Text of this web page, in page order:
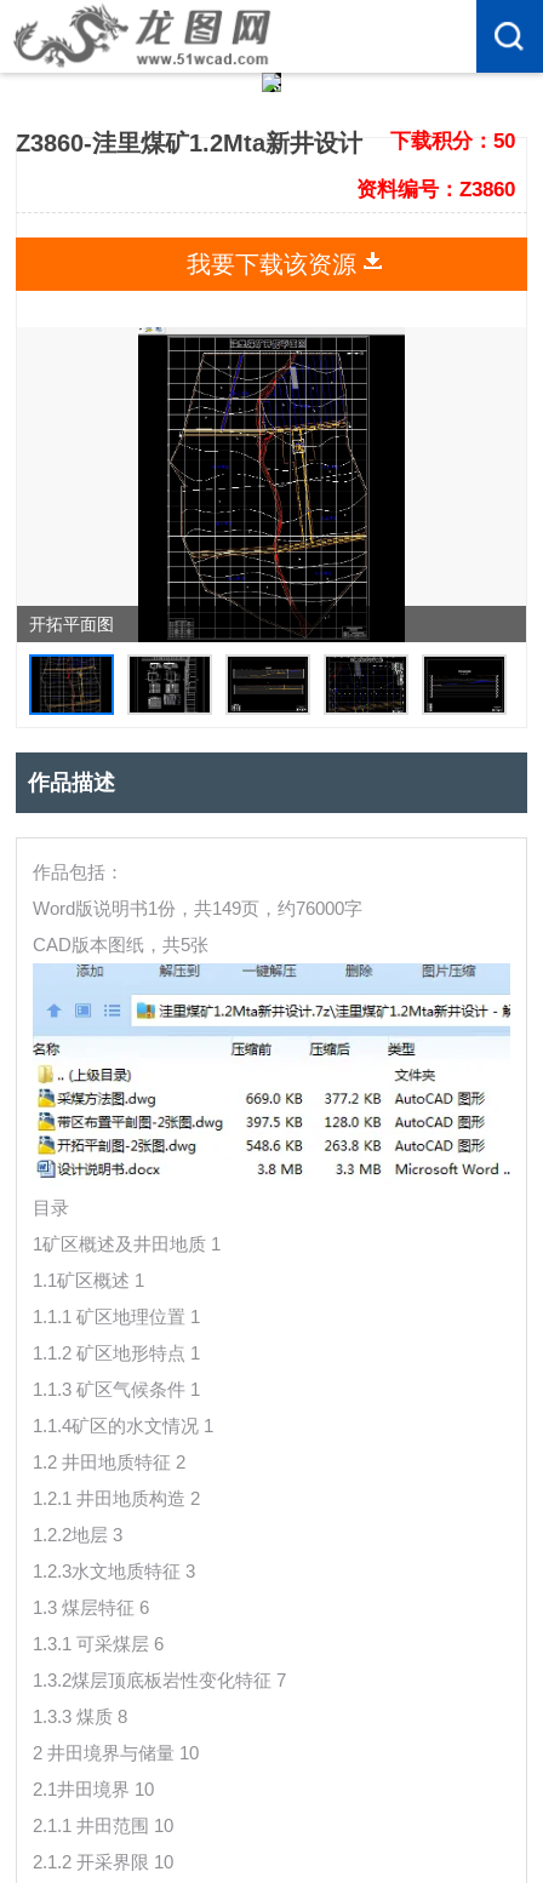
Z3860-洼里煤矿1.2Mta新井设计 下载积分：50
资料编号：Z3860
我要下载该资源
开拓平面图
作品描述
作品包括：
Word版说明书1份，共149页，约76000字
CAD版本图纸，共5张
目录
1矿区概述及井田地质 1
1.1矿区概述 1
1.1.1 矿区地理位置 1
1.1.2 矿区地形特点 1
1.1.3 矿区气候条件 1
1.1.4矿区的水文情况 1
1.2 井田地质特征 2
1.2.1 井田地质构造 2
1.2.2地层 3
1.2.3水文地质特征 3
1.3 煤层特征 6
1.3.1 可采煤层 6
1.3.2煤层顶底板岩性变化特征 7
1.3.3 煤质 8
2 井田境界与储量 10
2.1井田境界 10
2.1.1 井田范围 10
2.1.2 开采界限 10